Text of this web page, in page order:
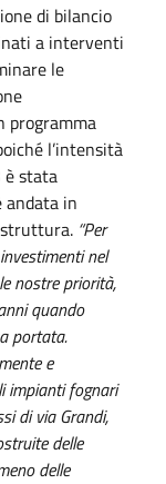
di bilancio
a interventi
le
programma
l’intensità
è stata
in
“Per
nel
nostre priorità,
quando
portata.
e
impianti fognari
di via Grandi,
delle
delle